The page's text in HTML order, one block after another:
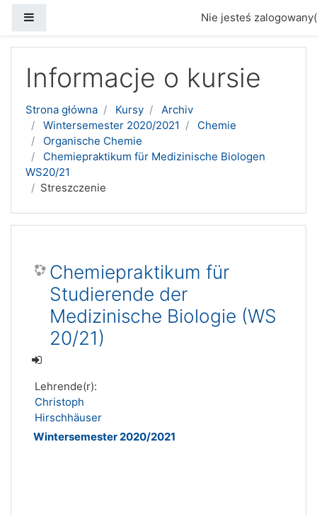
Nie jesteś
Informacje o kursie
Strona główna Kursy
Archiv
Wintersemester 2020/2021
Chemie
Organische Chemie
Chemiepraktikum für Medizinische Biologen
WS20/21
Streszczenie
Chemiepraktikum für
Studierende der
Medizinische Biologie (WS
20/21)
Lehrende(r):
Christoph
Hirschhäuser
Wintersemester 2020/2021